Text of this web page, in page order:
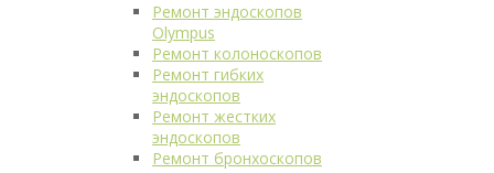
Ремонт эндоскопов
Olympus
Ремонт колоноскопов
Ремонт гибких
эндоскопов
Ремонт жестких
эндоскопов
Ремонт бронхоскопов